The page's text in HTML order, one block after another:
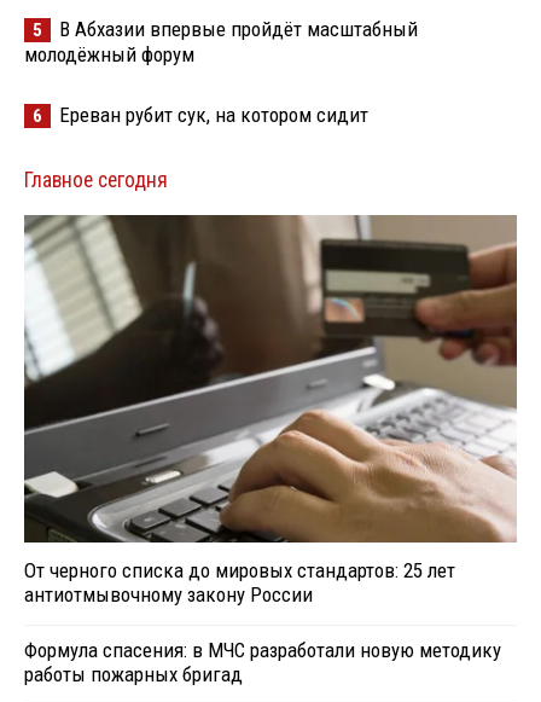
5
В Абхазии впервые пройдёт масштабный
молодёжный форум
6 Ереван рубит сук, на котором сидит
Главное сегодня
От черного списка до мировых стандартов: 25 лет
антиотмывочному закону России
Формула спасения: в МЧС разработали новую методику
работы пожарных бригад